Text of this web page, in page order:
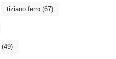
tiziano ferro (67)
(49)